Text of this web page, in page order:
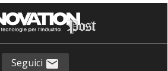
Seguici